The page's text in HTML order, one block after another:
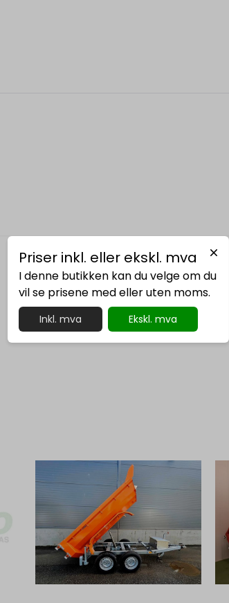
Relaterte produkter
Priser inkl. eller ekskl. mva
I denne butikken kan du velge om du
vil se prisene med eller uten moms.
Inkl. mva Ekskl. mva